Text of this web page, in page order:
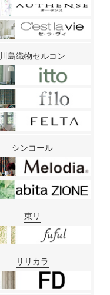
川島織物セルコン
シンコール
東リ
リリカラ